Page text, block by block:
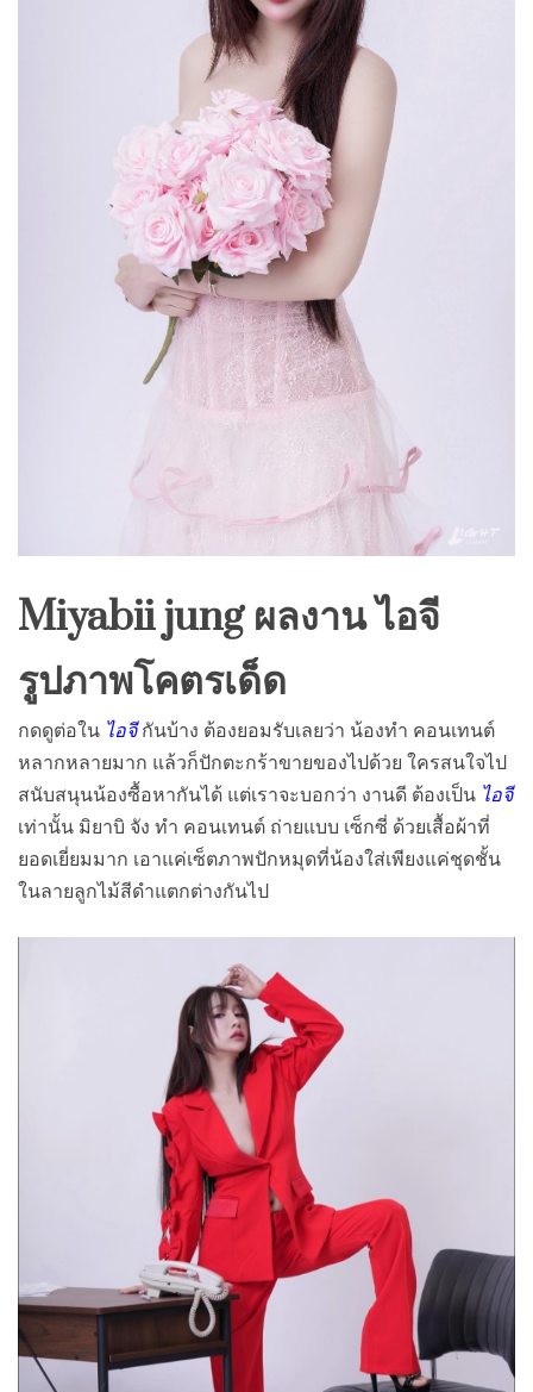
Miyabii jung ผลงาน ไอจี
รูปภาพโคตรเด็ด
กดดูต่อใน ไอจี กันบ้าง ต้องยอมรับเลยว่า น้องทำ คอนเทนต์
หลากหลายมาก แล้วก็ปักตะกร้าขายของไปด้วย ใครสนใจไป
สนับสนุนน้องซื้อหากันได้ แต่เราจะบอกว่า งานดี ต้องเป็น ไอจี
เท่านั้น มิยาบิ จัง ทำ คอนเทนต์ ถ่ายแบบ เซ็กซี่ ด้วยเสื้อผ้าที่
ยอดเยี่ยมมาก เอาแค่เซ็ตภาพปักหมุดที่น้องใส่เพียงแค่ชุดชั้น
ในลายลูกไม้สีดำแตกต่างกันไป